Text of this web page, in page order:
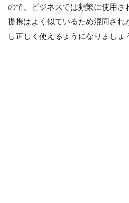
ので、ビジネスでは頻繁に使用さ
提携はよく似ているため混同され
し正しく使えるようになりましょ